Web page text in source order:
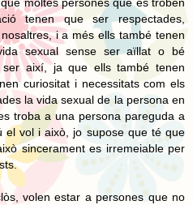
tenen que ser respectades,
i a més ells també tenen
sexual sense ser aïllat o bé
així, ja que ells també tenen
curiositat i necessitats com els
la vida sexual de la persona en
troba a una persona pareguda a
el vol i això, jo supose que té que
sincerament es irremeiable per
volen estar a persones que no